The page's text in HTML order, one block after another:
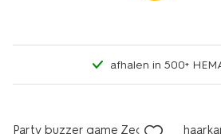
afhalen in 500+
Party buzzer game Zeg